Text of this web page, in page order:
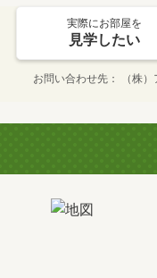
実際にお部屋を
見学したい
お問い合わせ先 （株